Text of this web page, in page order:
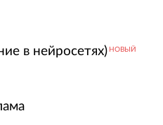
в нейросетях) НОВЫЙ